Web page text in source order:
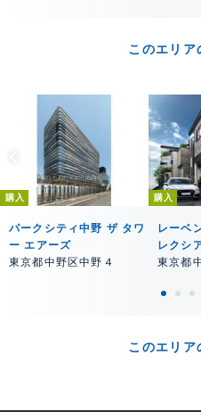
このエリア
購入
パークシティ中野 ザ タワ
ー エアーズ
東京都中野区中野４
購入
レーベ
レクシ
東京都
このエリア